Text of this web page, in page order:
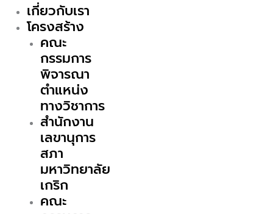
เกี่ยวกับเรา
โครงสร้าง
คณะ
กรรมการ
พิจารณา
ตำแหน่ง
ทางวิชาการ
สำนักงาน
เลขานุการ
สภา
มหาวิทยาลัย
เกริก
คณะ